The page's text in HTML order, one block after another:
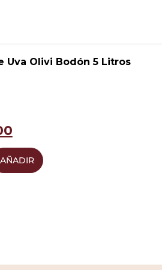
Uva Olivi Bodón 5 Litros
AÑADIR